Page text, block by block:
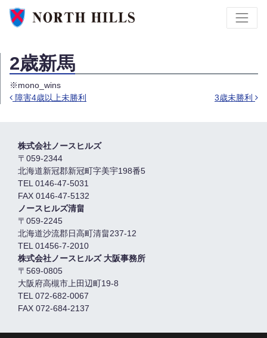
2歳新馬
※mono_wins
障害4歳以上未勝利 3歳未勝利
株式会社ノースヒルズ
〒059-2344
北海道新冠郡新冠町字美宇198番5
TEL 0146-47-5031
FAX 0146-47-5132
ノースヒルズ清畠
〒059-2245
北海道沙流郡日高町清畠237-12
TEL 01456-7-2010
株式会社ノースヒルズ 大阪事務所
〒569-0805
大阪府高槻市上田辺町19-8
TEL 072-682-0067
FAX 072-684-2137